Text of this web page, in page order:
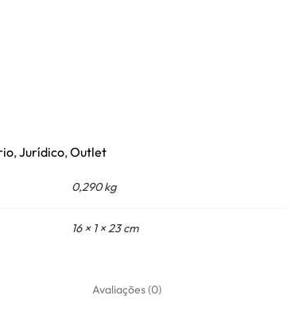
,Jurídico,Outlet
0,290 kg
16 × 1 × 23 cm
Avaliações (0)